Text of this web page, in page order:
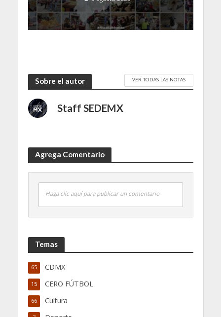
Sobre el autor VER TODAS LAS NOTAS
Staff SEDEMX
Agrega Comentario
Haga clic aquí para publicar un comentario
Temas
CDMX
65
CERO FÚTBOL
15
Cultura
66